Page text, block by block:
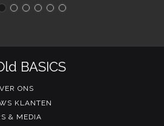
BASICS
ONS
KLANTEN
& MEDIA